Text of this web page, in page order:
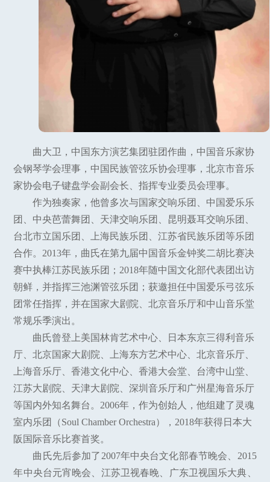
曲大卫，中国东方演艺集团驻团作曲，中国音乐家协
会钢琴学会理事，中国民族管弦乐协会理事，北京市音乐
家协会电子键盘学会副会长、指挥专业委员会理事。
作为独奏家，他曾多次与国家交响乐团、中国爱乐乐
团、中央芭蕾舞团、天津交响乐团、昆明聂耳交响乐团、
台北市立国乐团、上海民族乐团、江苏省民族乐团等乐团
合作。2013年，曲氏在第九届中国音乐金钟奖二胡比赛决
赛中执棒江苏民族乐团；2018年随中国文化部代表团出访
朝鲜，并指挥三池渊管弦乐团；获邀担任中国爱乐弓弦乐
团常任指挥，并在国家大剧院、北京音乐厅和中山音乐堂
常规乐季演出。
曲氏曾登上美国林肯艺术中心、日本东京三得利音乐
厅、北京国家大剧院、上海东方艺术中心、北京音乐厅、
上海音乐厅、香港文化中心、香港大会堂、台湾中山堂、
江苏大剧院、天津大剧院、深圳音乐厅和广州星海音乐厅
等国内外知名舞台。2006年，作为创始人，他组建了灵魂
室内乐团（Soul Chamber Orchestra），2018年获得日本大
阪国际音乐比赛首奖。
曲氏先后参加了2007年中央台文化部春节晚会、2015
年中央台元宵晚会、江苏卫视春晚、广东卫视国乐大典、